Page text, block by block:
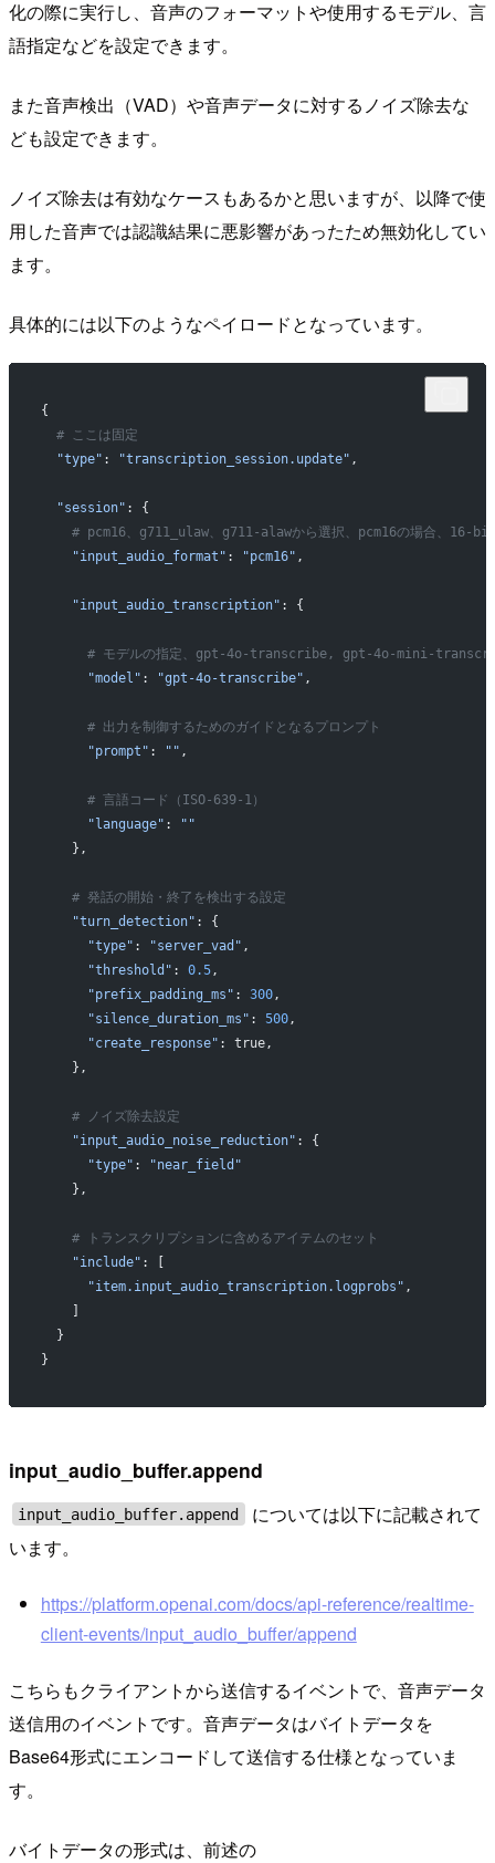
化の際に実行し、音声のフォーマットや使用するモデル、言
語指定などを設定できます。
また音声検出（VAD）や音声データに対するノイズ除去な
ども設定できます。
ノイズ除去は有効なケースもあるかと思いますが、以降で使
用した音声では認識結果に悪影響があったため無効化してい
ます。
具体的には以下のようなペイロードとなっています。
{
  # ここは固定
  "type"
: "transcription_session.update" ,
  "session"
: {
# pcm16、g711_ulaw、g711-alawから選択、pcm16の場合、16-
    "input_audio_format"
: "pcm16" ,
    "input_audio_transcription"
: {
# モデルの指定、gpt-4o-transcribe, gpt-4o-mini-
      "model"
: "gpt-4o-transcribe" ,
      # 出力を制御するためのガイドとなるプロンプト
      "prompt"
: "" ,
      # 言語コード（ISO-639-1）
      "language"
:
""
    },
    # 発話の開始・終了を検出する設定
    "turn_detection"
: {
      "type"
: "server_vad" ,
      "threshold"
: 0.5,
      "prefix_padding_ms"
: 300,
      "silence_duration_ms"
: 500,
      "create_response"
: true,
    },
    # ノイズ除去設定
    "input_audio_noise_reduction"
: {
      "type"
:
"near_field"
    },
    # トランスクリプションに含めるアイテムのセット
    "include"
: [
      "item.input_audio_transcription.logprobs"
,
  }
}
input_audio_buffer.append
input_audio_buffer.append
については以下に記載されて
います。
https://platform.openai.com/docs/api-reference/realtime-
client-events/input_audio_buffer/append
こちらもクライアントから送信するイベントで、音声データ
送信用のイベントです。音声データはバイトデータを
Base64形式にエンコードして送信する仕様となっていま
す。
バイトデータの形式は、前述の